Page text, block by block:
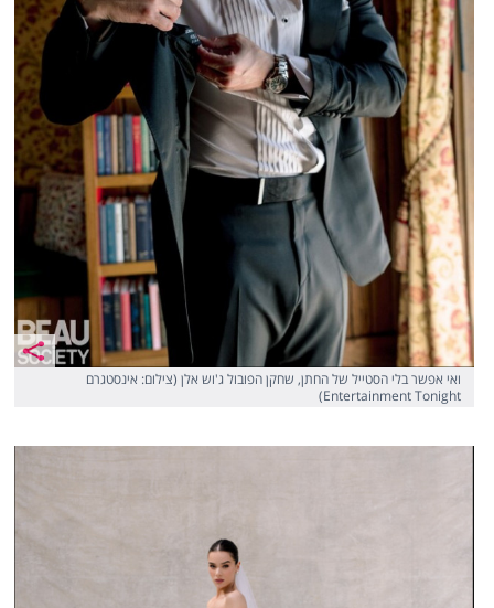
ואי אפשר בלי הסטייל של החתן, שחקן הפובול ג'וש אלן (צילום: אינסטגרם
Entertainment Tonight)